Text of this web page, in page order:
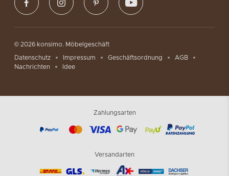
© 2026 konsimo. Möbelgeschäft
Datenschutz Impressum Geschäftsordnung
AGB
Nachrichten
Idee
Zahlungsarten
Versandarten